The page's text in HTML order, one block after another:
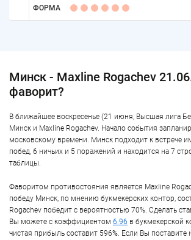
ФОРМА
Минск - Maxline Rogachev
фаворит?
В ближайшее воскресенье (21 июня, Высшая лига
Минск и Maxline Rogachev. Начало события
московскому времени. Минск подходит к встрече
побед, 6 ничьих и 5 поражений и находится на 7
таблицы.
Фаворитом противостояния является Maxline
победу Минск, по мнению букмекерских контор,
Rogachev победит с вероятностью 70%. Сделать
Вы можете с коэффициентом 6.96 в букмекерской
чистая прибыль составит 596%. Если Вы поставите